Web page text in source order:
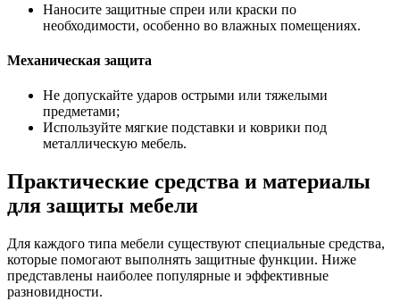
Наносите защитные спреи или краски по
необходимости, особенно во влажных помещениях.
Механическая защита
Не допускайте ударов острыми или тяжелыми
предметами;
Используйте мягкие подставки и коврики под
металлическую мебель.
Практические средства и материалы
для защиты мебели
Для каждого типа мебели существуют специальные средства,
которые помогают выполнять защитные функции. Ниже
представлены наиболее популярные и эффективные
разновидности.